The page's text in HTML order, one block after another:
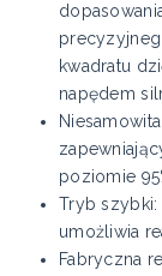
kwadratu
napędem
poziomie
Tryb szybki:
umożliwia
Fabryczna